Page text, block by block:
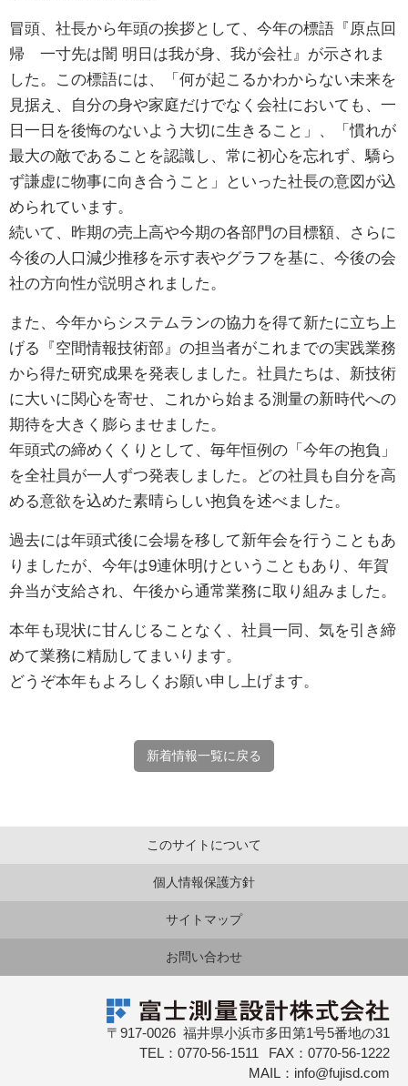
冒頭、社長から年頭の挨拶として、今年の標語『原点回
帰 一寸先は闇 明日は我が身、我が会社』が示されま
した。この標語には、「何が起こるかわからない未来を
見据え、自分の身や家庭だけでなく会社においても、一
日一日を後悔のないよう大切に生きること」、「慣れが
最大の敵であることを認識し、常に初心を忘れず、驕ら
ず謙虚に物事に向き合うこと」といった社長の意図が込
められています。
続いて、昨期の売上高や今期の各部門の目標額、さらに
今後の人口減少推移を示す表やグラフを基に、今後の会
社の方向性が説明されました。
また、今年からシステムランの協力を得て新たに立ち上
げる『空間情報技術部』の担当者がこれまでの実践業務
から得た研究成果を発表しました。社員たちは、新技術
に大いに関心を寄せ、これから始まる測量の新時代への
期待を大きく膨らませました。
年頭式の締めくくりとして、毎年恒例の「今年の抱負」
を全社員が一人ずつ発表しました。どの社員も自分を高
める意欲を込めた素晴らしい抱負を述べました。
過去には年頭式後に会場を移して新年会を行うこともあ
りましたが、今年は9連休明けということもあり、年賀
弁当が支給され、午後から通常業務に取り組みました。
本年も現状に甘んじることなく、社員一同、気を引き締
めて業務に精励してまいります。
どうぞ本年もよろしくお願い申し上げます。
新着情報一覧に戻る
このサイトについて
個人情報保護方針
サイトマップ
お問い合わせ
〒917-0026 福井県小浜市多田第1号5番地の31
TEL：0770-56-1511 FAX：0770-56-1222
MAIL：info@fujisd.com